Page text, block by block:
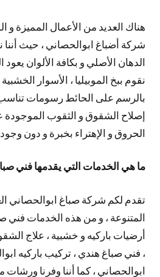
هناك العديد من الأعمال المميزة و
شركة أضباغ ابوالحصاني ، حيث أننا
الدهان الأصلي و بكافة الألوان يعود
نقوم ببخ الموبيليا ، الأسوار
بالرسم على الحائط رسومات تناسب
إصلاح الشقوق و الثقوب الموجودة
الحروق و الإهتراء بخبرة و دون وجود
ما هي الخدمات التي يقدمها فني
تقدم لكم شركة صباغ ابوالحصاني
المتنوعة ، و من هذه الخدمات فني
أرضيات باركيه و خشبية ، علاج
، فني صباغ هندي ، تركيب باركيه
ابوالحصاني ، كما أننا وفرنا ورشات